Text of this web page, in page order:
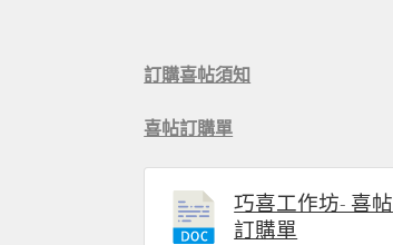
訂購喜帖須知
喜帖訂購單
巧喜工作坊- 喜帖
訂購單